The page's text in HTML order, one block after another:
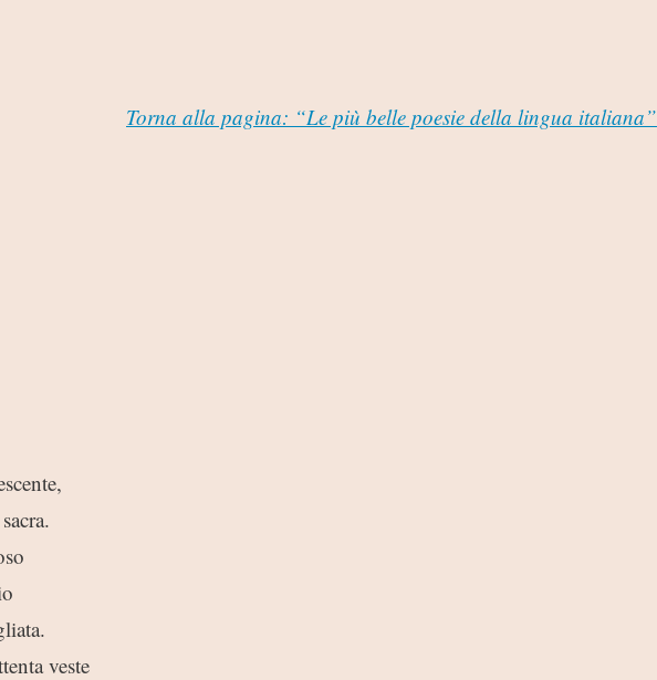
Torna alla pagina: “Le più belle poesie della lingua italiana”
veste